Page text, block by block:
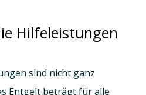
Hilfeleistungen
sind nicht ganz
Entgelt beträgt für alle